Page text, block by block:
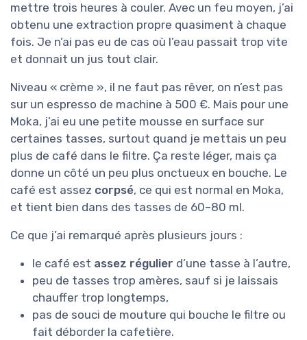
mettre trois heures à couler. Avec un feu moyen, j’ai
obtenu une extraction propre quasiment à chaque
fois. Je n’ai pas eu de cas où l’eau passait trop vite
et donnait un jus tout clair.
Niveau « crème », il ne faut pas rêver, on n’est pas
sur un espresso de machine à 500 €. Mais pour une
Moka, j’ai eu une petite mousse en surface sur
certaines tasses, surtout quand je mettais un peu
plus de café dans le filtre. Ça reste léger, mais ça
donne un côté un peu plus onctueux en bouche. Le
café est assez corpsé, ce qui est normal en Moka,
et tient bien dans des tasses de 60–80 ml.
Ce que j’ai remarqué après plusieurs jours :
le café est assez régulier d’une tasse à l’autre,
peu de tasses trop amères, sauf si je laissais
chauffer trop longtemps,
pas de souci de mouture qui bouche le filtre ou
fait déborder la cafetière.